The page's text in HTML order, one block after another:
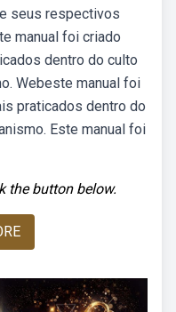
seus respectivos
manual foi criado
dentro do culto
Webeste manual foi
praticados dentro do
Este manual foi
the button below.